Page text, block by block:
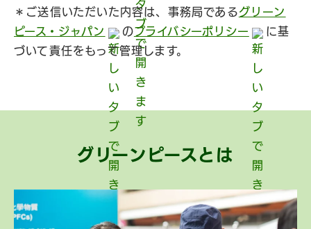
＊ご送信いただいた内容は、事務局であるグリーン
ピース・ジャパン
のプライバシーポリシー
に基
づいて責任をもって管理します。
グリーンピースとは